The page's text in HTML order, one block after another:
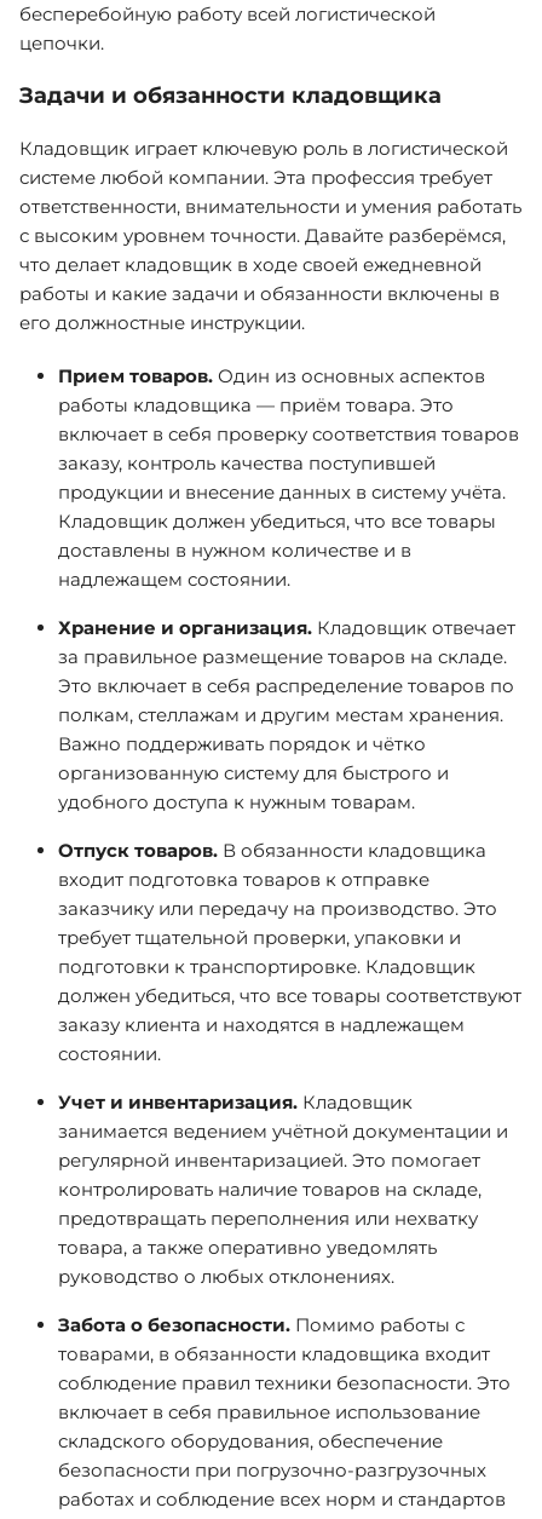
бесперебойную работу всей логистической
цепочки.
Задачи и обязанности кладовщика
Кладовщик играет ключевую роль в логистической
системе любой компании. Эта профессия требует
ответственности, внимательности и умения работать
с высоким уровнем точности. Давайте разберёмся,
что делает кладовщик в ходе своей ежедневной
работы и какие задачи и обязанности включены в
его должностные инструкции.
Прием товаров. Один из основных аспектов
работы кладовщика — приём товара. Это
включает в себя проверку соответствия товаров
заказу, контроль качества поступившей
продукции и внесение данных в систему учёта.
Кладовщик должен убедиться, что все товары
доставлены в нужном количестве и в
надлежащем состоянии.
Хранение и организация. Кладовщик отвечает
за правильное размещение товаров на складе.
Это включает в себя распределение товаров по
полкам, стеллажам и другим местам хранения.
Важно поддерживать порядок и чётко
организованную систему для быстрого и
удобного доступа к нужным товарам.
Отпуск товаров. В обязанности кладовщика
входит подготовка товаров к отправке
заказчику или передачу на производство. Это
требует тщательной проверки, упаковки и
подготовки к транспортировке. Кладовщик
должен убедиться, что все товары соответствуют
заказу клиента и находятся в надлежащем
состоянии.
Учет и инвентаризация. Кладовщик
занимается ведением учётной документации и
регулярной инвентаризацией. Это помогает
контролировать наличие товаров на складе,
предотвращать переполнения или нехватку
товара, а также оперативно уведомлять
руководство о любых отклонениях.
Забота о безопасности. Помимо работы с
товарами, в обязанности кладовщика входит
соблюдение правил техники безопасности. Это
включает в себя правильное использование
складского оборудования, обеспечение
безопасности при погрузочно-разгрузочных
работах и соблюдение всех норм и стандартов